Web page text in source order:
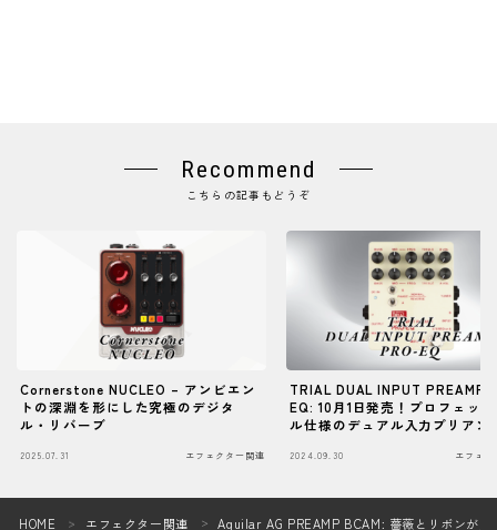
Recommend
こちらの記事もどうぞ
Cornerstone NUCLEO – アンビエン
トの深淵を形にした究極のデジタ
ル・リバーブ
2025.07.31 エフェクター関連
TRIAL DUAL INPUT PREAMP
EQ: 10月1日発売！プロフェッ
ル仕様のデュアル入力プリアン
2024.09.30 エフェ
HOME ＞ エフェクター関連 ＞ Aguilar AG PREAMP BCAM: 薔薇とリボンが